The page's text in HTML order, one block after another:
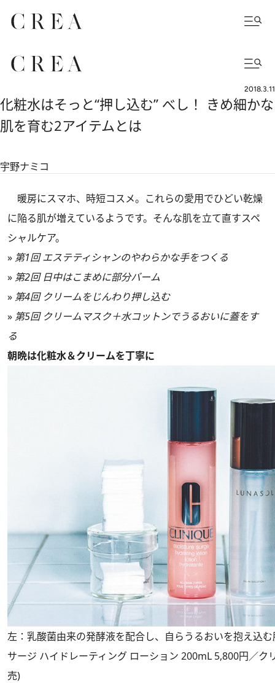
2018.3.11
化粧水はそっと“押し込む” べし！ きめ細かな
肌を育む2アイテムとは
宇野ナミコ
暖房にスマホ、時短コスメ。これらの愛用でひどい乾燥
に陥る肌が増えているようです。そんな肌を立て直すスペ
シャルケア。
» 第1回 エステティシャンのやわらかな手をつくる
» 第2回 日中はこまめに部分バーム
» 第4回 クリームをじんわり押し込む
» 第5回 クリームマスク＋水コットンでうるおいに蓋をす
る
朝晩は化粧水＆クリームを丁寧に
左：乳酸菌由来の発酵液を配合し、自らうるおいを抱え込
サージ ハイドレーティング ローション 200mL 5,800円／ク
売)